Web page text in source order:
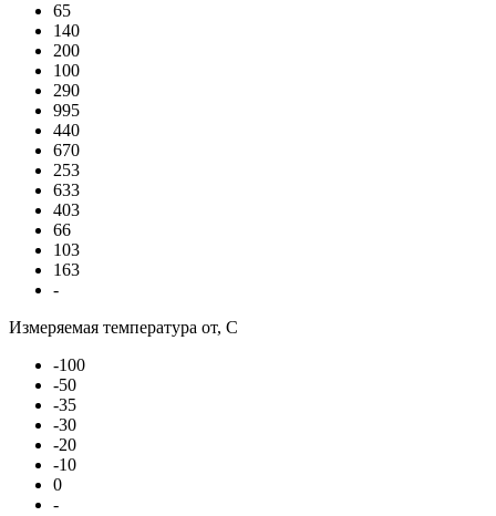
65
140
200
100
290
995
440
670
253
633
403
66
103
163
-
Измеряемая температура от, С
-100
-50
-35
-30
-20
-10
0
-